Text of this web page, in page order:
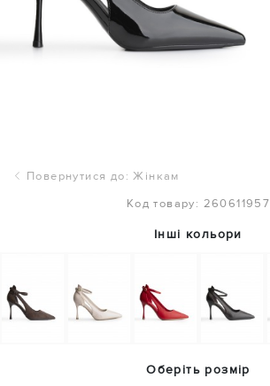
Повернутися до: Жінкам
Код товару: 260611957
Інші кольори
Оберіть розмір